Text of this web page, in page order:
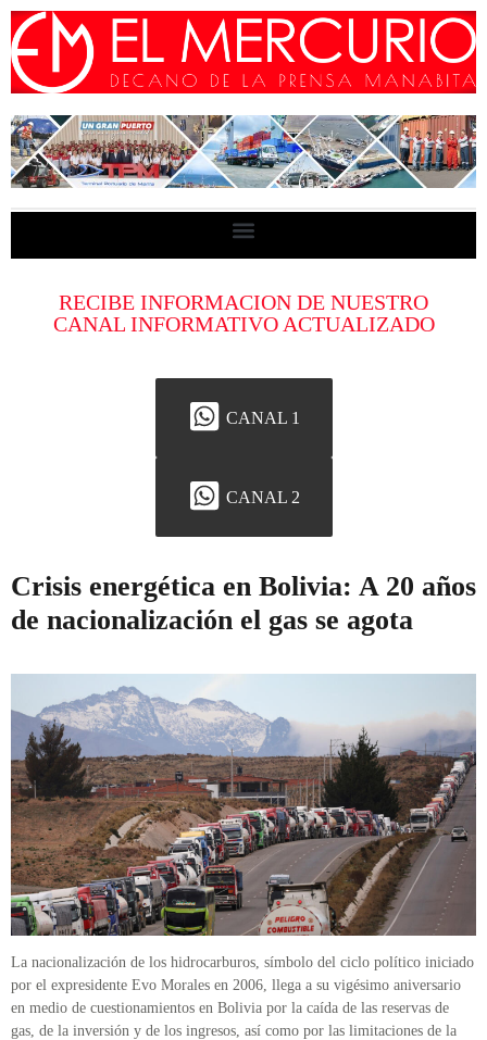
RECIBE INFORMACION DE NUESTRO
CANAL INFORMATIVO ACTUALIZADO
CANAL 1
CANAL 2
Crisis energética en Bolivia: A 20 años
de nacionalización el gas se agota
La nacionalización de los hidrocarburos, símbolo del ciclo político iniciado
por el expresidente Evo Morales en 2006, llega a su vigésimo aniversario
en medio de cuestionamientos en Bolivia por la caída de las reservas de
gas, de la inversión y de los ingresos, así como por las limitaciones de la